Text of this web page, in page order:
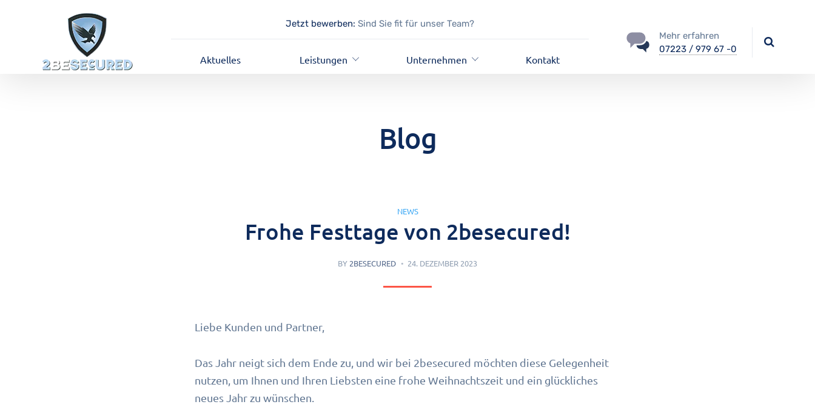
Jetzt bewerben: Sind Sie fit für unser Team?
Aktuelles Leistungen Unternehmen Kontakt
Mehr erfahren
07223 / 979 67 -0
Blog
NEWS
Frohe Festtage von 2besecured!
BY 2BESECURED 24. DEZEMBER 2023
Liebe Kunden und Partner,
Das Jahr neigt sich dem Ende zu, und wir bei 2besecured möchten diese Gelegenheit
nutzen, um Ihnen und Ihren Liebsten eine frohe Weihnachtszeit und ein glückliches
neues Jahr zu wünschen.